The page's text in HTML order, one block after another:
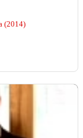
(2014)